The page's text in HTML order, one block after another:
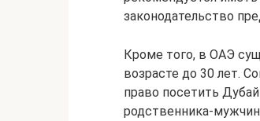
законодательство
Кроме того, в ОАЭ
возрасте до 30 лет.
право посетить
родственника-